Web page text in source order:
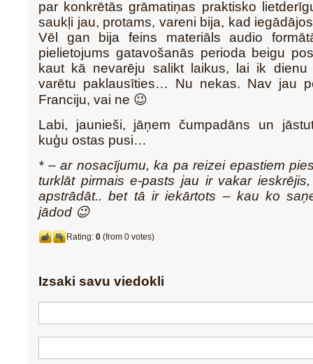
par konkrētās grāmatiņas praktisko
saukļi jau, protams, vareni bija, kad
Vēl gan bija feins materiāls audio
pielietojums gatavošanās perioda beigu
kaut kā nevarēju salikt laikus, lai ik dienu
varētu paklausīties… Nu nekas. Nav jau
Franciju, vai ne 😉
Labi, jaunieši, jāņem čumpadāns un
kuģu ostas pusi…
* – ar nosacījumu, ka pa reizei epastiem
turklāt pirmais e-pasts jau ir vakar
apstrādāt.. bet tā ir iekārtots – kau ko
jādod 😉
Rating: 0 (from 0 votes)
Izsaki savu viedokli